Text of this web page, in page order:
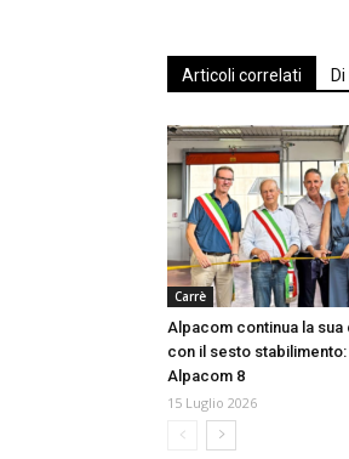
Articoli correlati
Carrè
Alpacom continua la
con il sesto
Alpacom 8
15 Luglio 2026